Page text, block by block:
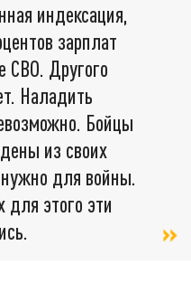
индексация,
зарплат
СВО. Другого
Наладить
Бойцы
из своих
нужно для войны.
для этого эти